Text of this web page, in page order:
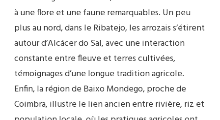
à une flore et une faune remarquables. Un peu
plus au nord, dans le Ribatejo, les arrozais s’étirent
autour d’Alcácer do Sal, avec une interaction
constante entre fleuve et terres cultivées,
témoignages d’une longue tradition agricole.
Enfin, la région de Baixo Mondego, proche de
Coimbra, illustre le lien ancien entre rivière, riz et